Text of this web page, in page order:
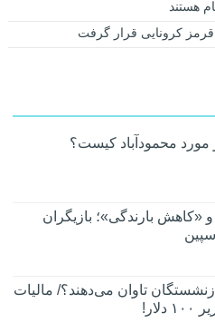
هستند
کرونایی قرار گرفت
مورد محمودآباد کیست؟
«کاهش بارندگی»؛ بازیگران
تاوان می‌دهند؟/ مالیات